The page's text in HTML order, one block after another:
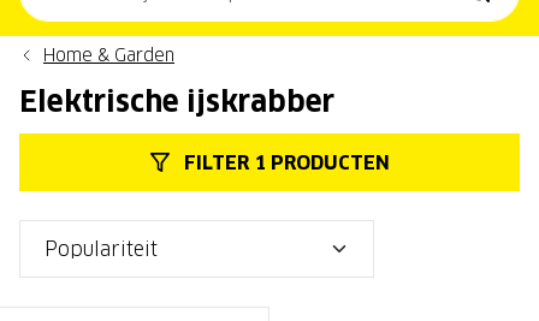
Home & Garden
Elektrische ijskrabber
FILTER 1 PRODUCTEN